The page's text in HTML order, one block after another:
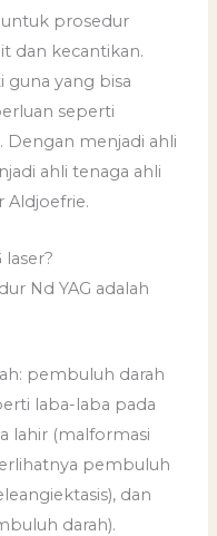
prosedur
dan kecantikan.
guna yang bisa
seperti
Dengan menjadi ahli
ahli tenaga ahli
Aldjoefrie.
Nd YAG adalah
pembuluh darah
laba-laba pada
lahir (malformasi
pembuluh
dan
darah).